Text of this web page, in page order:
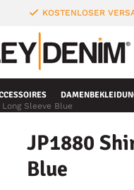
KOSTENLOSER
Sleeve Blue
JP1880
Blue